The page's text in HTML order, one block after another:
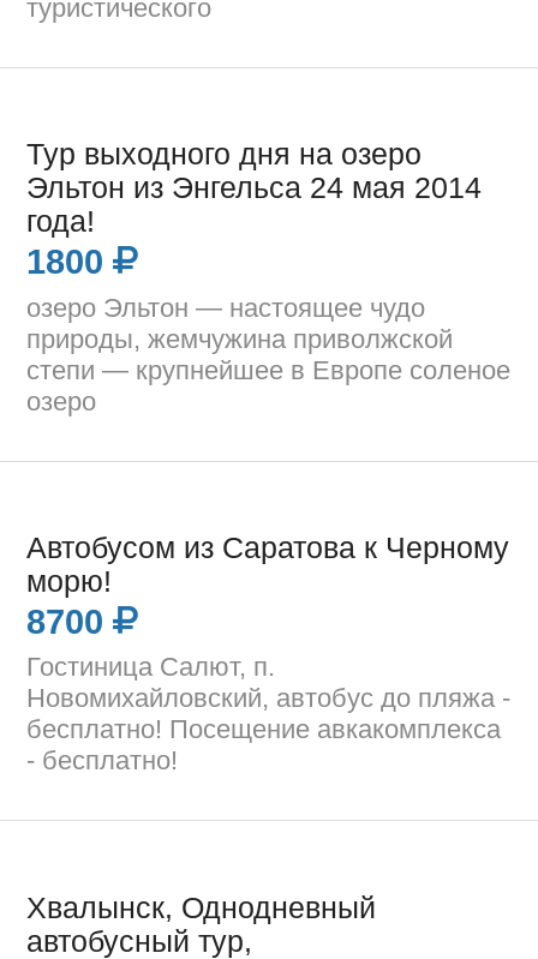
туристического
Тур выходного дня на озеро
Эльтон из Энгельса 24 мая 2014
года!
1800
озеро Эльтон — настоящее чудо
природы, жемчужина приволжской
степи — крупнейшее в Европе соленое
озеро
Автобусом из Саратова к Черному
морю!
8700
Гостиница Салют, п.
Новомихайловский, автобус до пляжа -
бесплатно! Посещение авкакомплекса
- бесплатно!
Хвалынск, Однодневный
автобусный тур,